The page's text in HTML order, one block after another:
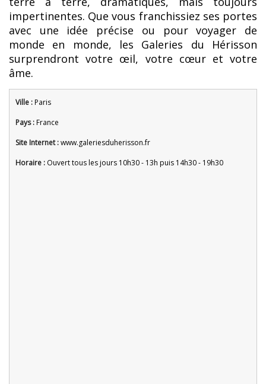
impertinentes. Que vous franchissiez ses portes
avec une idée précise ou pour voyager de
monde en monde, les Galeries du Hérisson
surprendront votre œil, votre cœur et votre
âme.
Ville :Paris
Pays :France
Site Internet :www.galeriesduherisson.fr
Horaire : Ouvert tous les jours 10h30 - 13h puis 14h30 - 19h30